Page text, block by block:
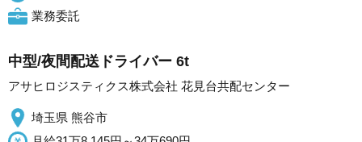
業務委託
中型/夜間配送ドライバー 6t
アサヒロジスティクス株式会社 花見台共配センター
埼玉県 熊谷市